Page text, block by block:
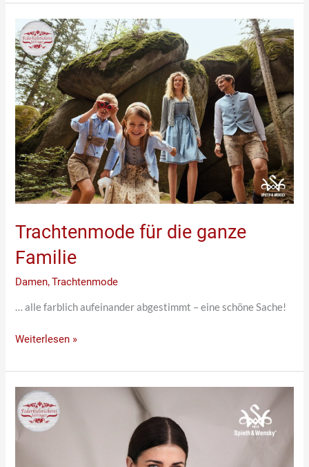
Trachtenmode für die ganze
Familie
Damen,Trachtenmode
… alle farblich aufeinander abgestimmt – eine schöne Sache!
Trachtenmode
für
die
ganze
Familie
Weiterlesen »
Wunderschöne
Jacke